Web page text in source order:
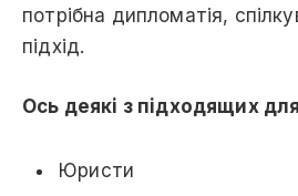
потрібна дипломатія,
підхід.
Ось деякі з підходящих
Юристи